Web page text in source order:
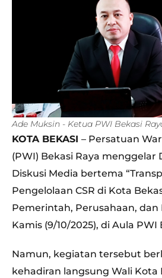
Ade Muksin - Ketua PWI Bekasi
KOTA BEKASI – Persatuan
(PWI) Bekasi Raya menggelar
Diskusi Media bertema
Pengelolaan CSR di Kota
Pemerintah, Perusahaan, dan
Kamis (9/10/2025), di Aula PWI
Namun, kegiatan tersebut
kehadiran langsung Wali Kota